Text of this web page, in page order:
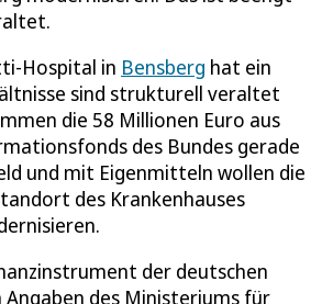
Hospital in Bensberg hat ein
sind strukturell veraltet
die 58 Millionen Euro aus
des Bundes gerade
und mit Eigenmitteln wollen die
des Krankenhauses
der deutschen
des Ministeriums für